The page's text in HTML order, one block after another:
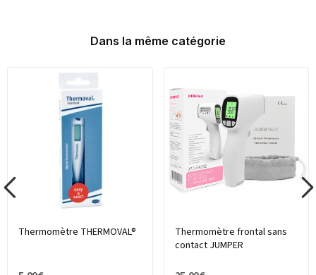
Dans la même catégorie
Thermomètre THERMOVAL®
Thermomètre frontal sans
contact JUMPER